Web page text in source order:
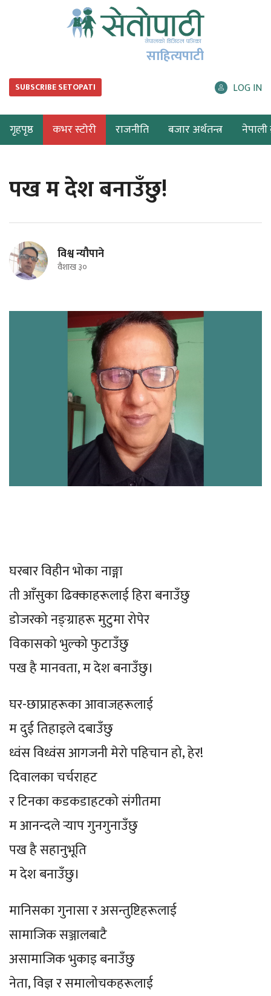
साहित्यपाटी
SUBSCRIBE SETOPATI LOG IN
गृहपृष्ठ कभर स्टोरी राजनीति बजार अर्थतन्त्र नेपाली
पख म देश बनाउँछु!
विश्व न्यौपाने
वैशाख ३०
घरबार विहीन भोका नाङ्गा
ती आँसुका ढिक्काहरूलाई हिरा बनाउँछु
डोजरको नङ्ग्राहरू मुटुमा रोपेर
विकासको भुल्को फुटाउँछु
पख है मानवता, म देश बनाउँछु।
घर-छाप्राहरूका आवाजहरूलाई
म दुई तिहाइले दबाउँछु
ध्वंस विध्वंस आगजनी मेरो पहिचान हो, हेर!
दिवालका चर्चराहट
र टिनका कडकडाहटको संगीतमा
म आनन्दले र्‍याप गुनगुनाउँछु
पख है सहानुभूति
म देश बनाउँछु।
मानिसका गुनासा र असन्तुष्टिहरूलाई
सामाजिक सञ्जालबाटै
असामाजिक भुकाइ बनाउँछु
नेता, विज्ञ र समालोचकहरूलाई